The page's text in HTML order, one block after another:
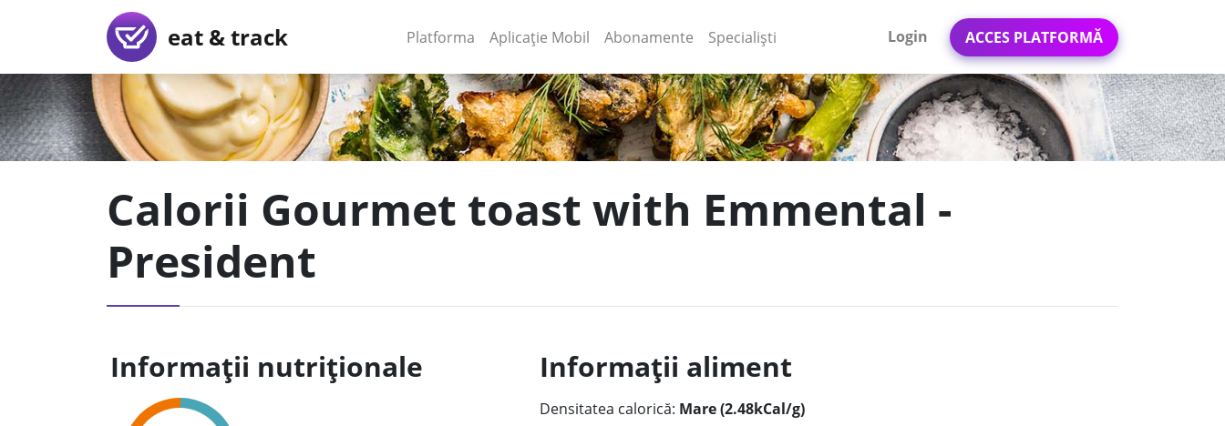
eat & track Platforma (current)
Aplicație Mobil (current)
Abonamente Specialiști Login ACCES PLATFORMĂ
Calorii Gourmet toast with Emmental -
President
Informații nutriționale Informații aliment
Densitatea calorică: Mare (2.48kCal/g)